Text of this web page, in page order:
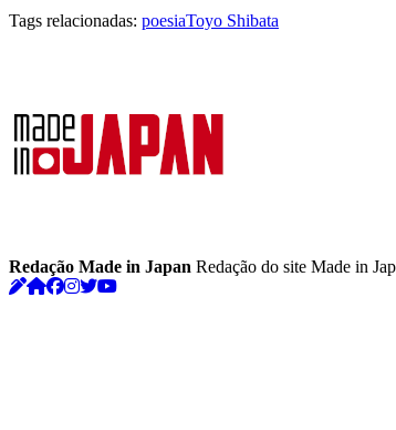
Tags relacionadas: poesiaToyo Shibata
Redação Made in Japan Redação do site Made in